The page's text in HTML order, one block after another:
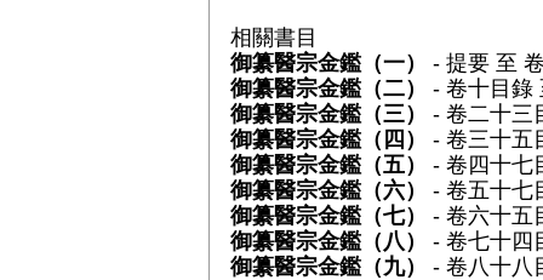
相關書目
御纂醫宗金鑑（一）
- 提要 至
御纂醫宗金鑑（二）
- 卷十目錄
御纂醫宗金鑑（三）
- 卷二十三
御纂醫宗金鑑（四）
- 卷三十五
御纂醫宗金鑑（五）
- 卷四十七
御纂醫宗金鑑（六）
- 卷五十七
御纂醫宗金鑑（七）
- 卷六十五
御纂醫宗金鑑（八）
- 卷七十四
御纂醫宗金鑑（九）
- 卷八十八